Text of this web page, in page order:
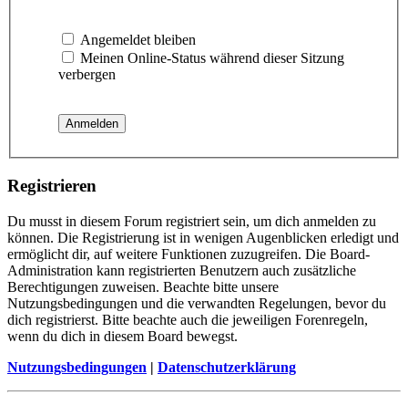
Angemeldet bleiben
Meinen Online-Status während dieser Sitzung
verbergen
Registrieren
Du musst in diesem Forum registriert sein, um dich anmelden zu
können. Die Registrierung ist in wenigen Augenblicken erledigt und
ermöglicht dir, auf weitere Funktionen zuzugreifen. Die Board-
Administration kann registrierten Benutzern auch zusätzliche
Berechtigungen zuweisen. Beachte bitte unsere
Nutzungsbedingungen und die verwandten Regelungen, bevor du
dich registrierst. Bitte beachte auch die jeweiligen Forenregeln,
wenn du dich in diesem Board bewegst.
Nutzungsbedingungen | Datenschutzerklärung